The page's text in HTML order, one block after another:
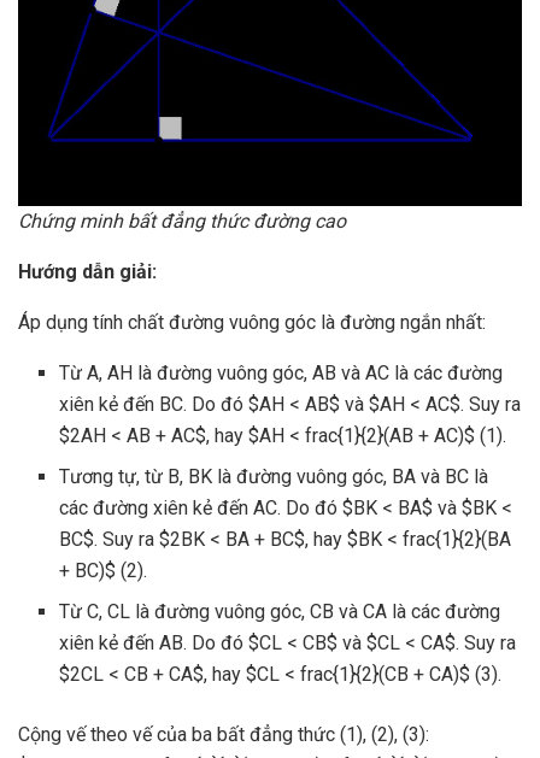
Chứng minh bất đẳng thức đường cao
Hướng dẫn giải:
Áp dụng tính chất đường vuông góc là đường ngắn nhất:
Từ A, AH là đường vuông góc, AB và AC là các đường
xiên kẻ đến BC. Do đó $AH < AB$ và $AH < AC$. Suy ra
$2AH < AB + AC$, hay $AH < frac{1}{2}(AB + AC)$ (1).
Tương tự, từ B, BK là đường vuông góc, BA và BC là
các đường xiên kẻ đến AC. Do đó $BK < BA$ và $BK <
BC$. Suy ra $2BK < BA + BC$, hay $BK < frac{1}{2}(BA
+ BC)$ (2).
Từ C, CL là đường vuông góc, CB và CA là các đường
xiên kẻ đến AB. Do đó $CL < CB$ và $CL < CA$. Suy ra
$2CL < CB + CA$, hay $CL < frac{1}{2}(CB + CA)$ (3).
Cộng vế theo vế của ba bất đẳng thức (1), (2), (3):